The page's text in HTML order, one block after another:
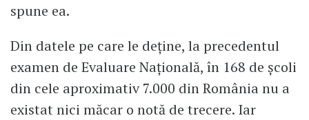
spune ea.
Din datele pe care le deține, la precedentul
examen de Evaluare Națională, în 168 de școli
din cele aproximativ 7.000 din România nu a
existat nici măcar o notă de trecere. Iar